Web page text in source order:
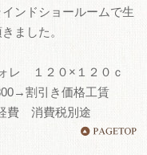
ンドショールームで生
ました。
レ １２０×１２０ｃ
割引き価格工賃
費 消費税別途